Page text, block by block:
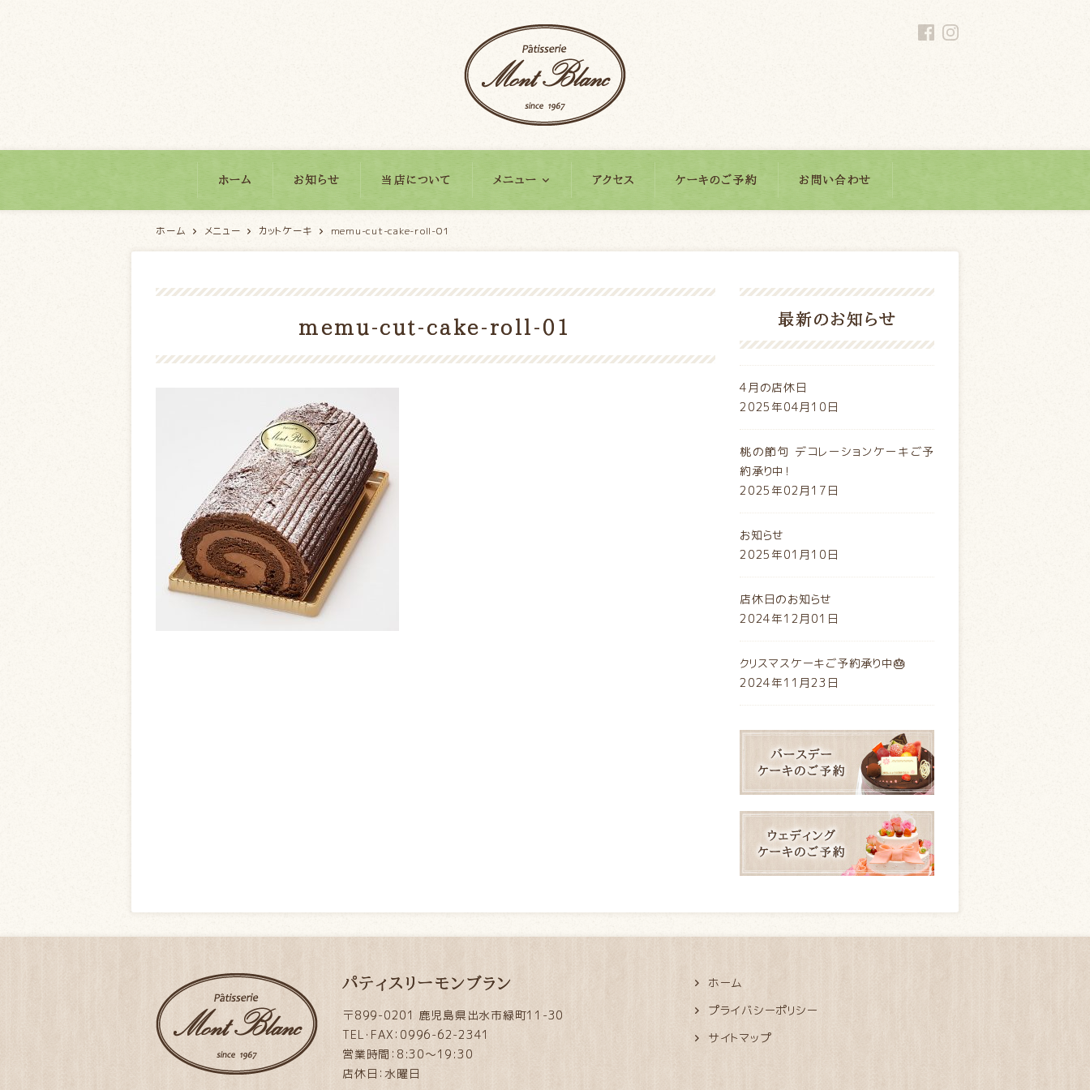
ホーム お知らせ 当店について メニュー アクセス ケーキのご予約 お問い合わせ
ホーム メニュー カットケーキ memu-cut-cake-roll-01
memu-cut-cake-roll-01 最新のお知らせ
4月の店休日
2025年04月10日
桃の節句 デコレーションケーキご予
約承り中！
2025年02月17日
お知らせ
2025年01月10日
店休日のお知らせ
2024年12月01日
クリスマスケーキご予約承り中🎂
2024年11月23日
パティスリーモンブラン
〒899-0201 鹿児島県出水市緑町11-30
TEL・FAX：0996-62-2341
営業時間：8:30～19:30
店休日：水曜日
ホーム
プライバシーポリシー
サイトマップ